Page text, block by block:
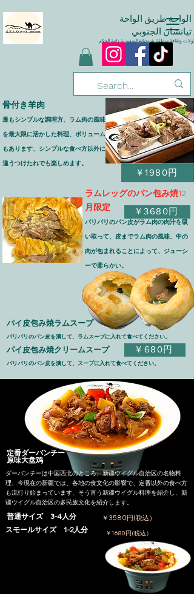
الواحةطريق الواحة
تيانشان الجنوبي
وثقافة منطقة شينجيانغ الويغورية ذاتية الحكم
￥1980円
​骨付き羊肉
最もシンプルな調理方、ラム肉の風味
を最大限に活かした料理、ボリューム
もあります、シンプルな食べ方以外に
違うつけたれでも楽しめます。
￥3680円
ラムレッグのパン包み焼12
月限定
​パリパリのパン皮がラム肉の肉汁を吸
い取って、皮までラム肉の風味、中の
肉が包まれることによって、ジューシ
ーで柔らかい。
パイ皮包み焼ラムスープ
​パリパリのパン皮を潰して、ラムスープに入れて食べてください。
￥680円
​パイ皮包み焼クリームスープ
​パリパリのパン皮を潰して、スープに入れて食べてください。
定番ダーバンチー
原味大盘鸡
ダーバンチーは中国西北のところ、新疆ウイグル自治区の名物料
理、今現在の新疆では、各地の食文化の影響で、定番以外の食べ方
も流行り始まっています、そう言う新疆ウイグル料理を紹介し、新
疆ウイグル自治区の多民族文化を紹介します。
​普通サイズ 3-4人分
​スモールサイズ 1-2人分
￥3580円(税込）
￥1680円(税込）